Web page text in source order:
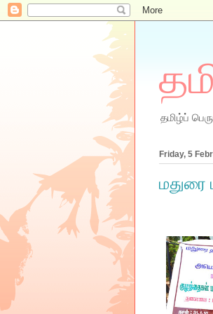
தமிழ்ப்
Friday, 5
மதுரை